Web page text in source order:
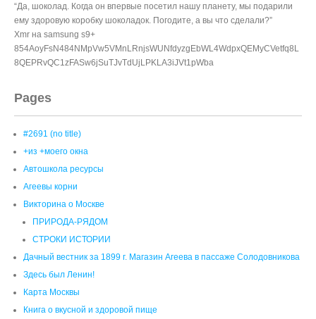
“Да, шоколад. Когда он впервые посетил нашу планету, мы подарили
ему здоровую коробку шоколадок. Погодите, а вы что сделали?”
Xmr на samsung s9+
854AoyFsN484NMpVw5VMnLRnjsWUNfdyzgEbWL4WdpxQEMyCVetfq8L
8QEPRvQC1zFASw6jSuTJvTdUjLPKLA3iJVt1pWba
Pages
#2691 (no title)
+из +моего окна
Автошкола ресурсы
Агеевы корни
Викторина о Москве
ПРИРОДА-РЯДОМ
СТРОКИ ИСТОРИИ
Дачный вестник за 1899 г. Магазин Агеева в пассаже Солодовникова
Здесь был Ленин!
Карта Москвы
Книга о вкусной и здоровой пище